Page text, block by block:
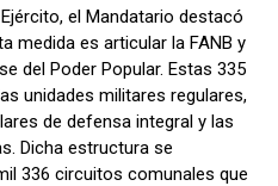
el Mandatario destacó
medida es articular la FANB y
del Poder Popular. Estas 335
unidades militares regulares,
de defensa integral y las
Dicha estructura se
336 circuitos comunales que